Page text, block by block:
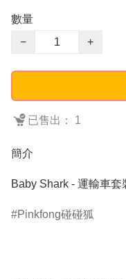
數量
−
+
已售出： 1
簡介
Baby Shark - 運輸車套
Pinkfong碰碰狐